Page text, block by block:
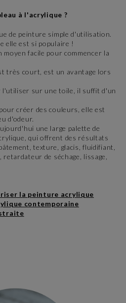
à l'acrylique ?
de peinture simple d'utilisation.
elle est si populaire !
moyen facile pour commencer la
très court, est un avantage lors
l'utiliser sur une toile, il suffit d'un
créer des couleurs, elle est
d'odeur.
une large palette de
qui offrent des résultats
texture, glacis, fluidifiant,
de séchage, lissage,
la peinture acrylique
contemporaine